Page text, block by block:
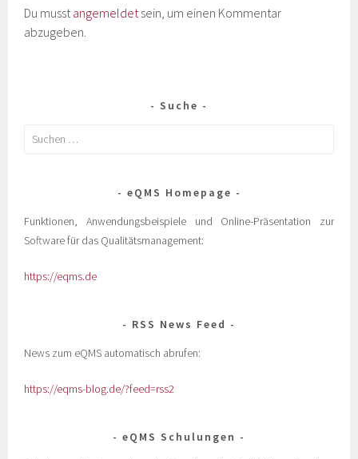
Du musst angemeldet sein, um einen Kommentar
abzugeben.
Suche
eQMS Homepage
Funktionen, Anwendungsbeispiele und Online-Präsentation zur
Software für das Qualitätsmanagement:
https://eqms.de
RSS News Feed
News zum eQMS automatisch abrufen:
https://eqms-blog.de/?feed=rss2
eQMS Schulungen